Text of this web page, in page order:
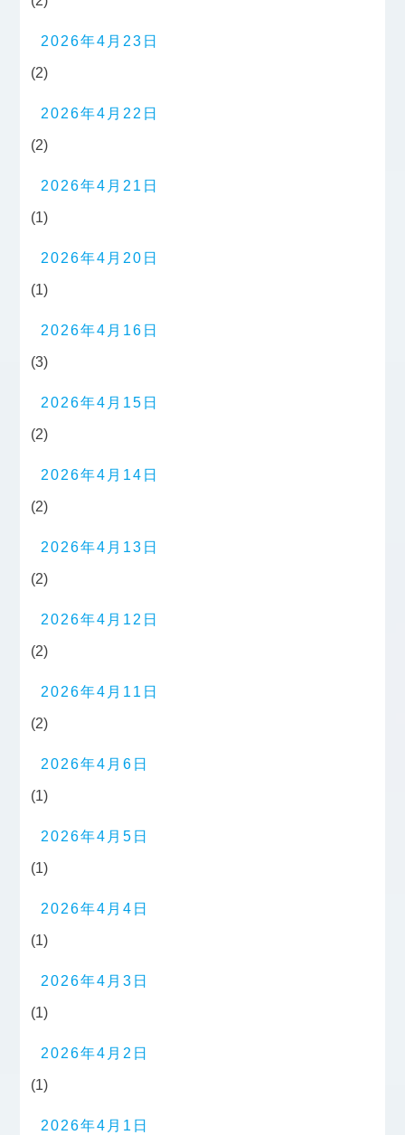
2026年4月23日
(2)
2026年4月22日
(2)
2026年4月21日
(1)
2026年4月20日
(1)
2026年4月16日
(3)
2026年4月15日
(2)
2026年4月14日
(2)
2026年4月13日
(2)
2026年4月12日
(2)
2026年4月11日
(2)
2026年4月6日
(1)
2026年4月5日
(1)
2026年4月4日
(1)
2026年4月3日
(1)
2026年4月2日
(1)
2026年4月1日